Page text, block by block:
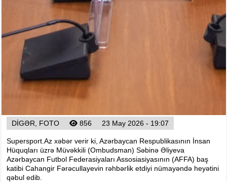
İslamiada-2021
Dünya Kuboku-2022
DIGƏR, FOTO 856 23 May 2026 - 19:07
Supersport.Az xəbər verir ki, Azərbaycan Respublikasının İnsan
Hüquqları üzrə Müvəkkili (Ombudsman) Səbinə Əliyeva
Azərbaycan Futbol Federasiyaları Assosiasiyasının (AFFA) baş
katibi Cahangir Fərəcullayevin rəhbərlik etdiyi nümayəndə heyətini
qəbul edib.